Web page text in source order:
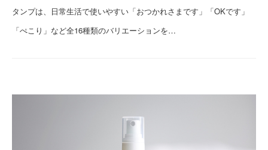
タンプは、日常生活で使いやすい「おつかれさまです」「OKです」
「ぺこり」など全16種類のバリエーションを…